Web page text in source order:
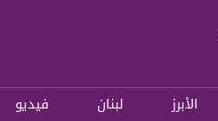
الأبرز لبنان فيديو